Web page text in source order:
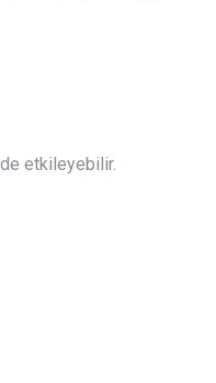
etkileyebilir.